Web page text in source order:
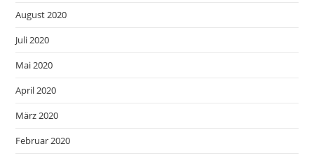
August 2020
Juli 2020
Mai 2020
April 2020
März 2020
Februar 2020